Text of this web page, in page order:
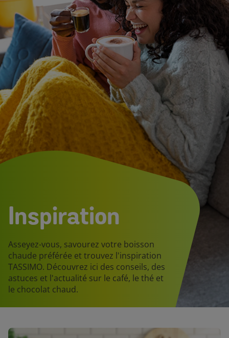
Inspiration
Asseyez-vous, savourez votre boisson
chaude préférée et trouvez l'inspiration
TASSIMO. Découvrez ici des conseils, des
astuces et l'actualité sur le café, le thé et
le chocolat chaud.